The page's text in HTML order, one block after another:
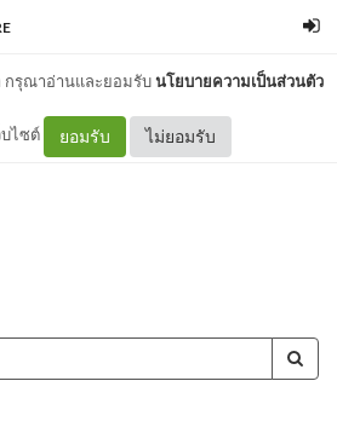
กรุณาอ่านและยอมรับนโยบายความเป็นส่วนตัว
บไซต์ ยอมรับ ไม่ยอมรับ